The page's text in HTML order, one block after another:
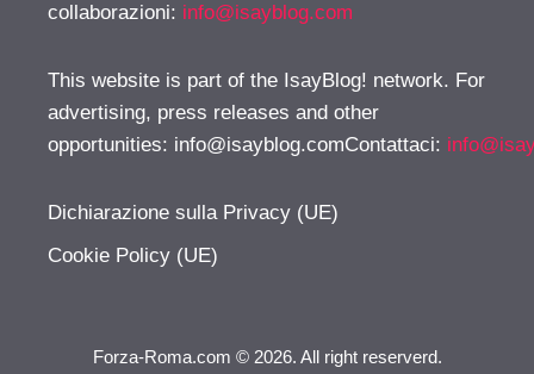
collaborazioni: info@isayblog.com
This website is part of the IsayBlog! network. For
advertising, press releases and other
opportunities: info@isayblog.comContattaci:
Dichiarazione sulla Privacy (UE)
Cookie Policy (UE)
Forza-Roma.com © 2026. All right reserverd.